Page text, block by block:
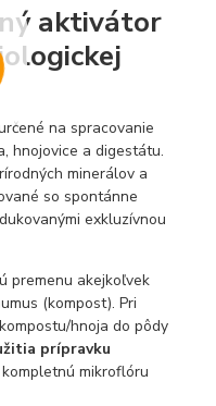
aktivátor
na spracovanie
hnojovice a digestátu.
minerálov a
so spontánne
exkluzívnou
premenu akejkoľvek
(kompost). Pri
hnoja do pôdy
prípravku
mikroflóru